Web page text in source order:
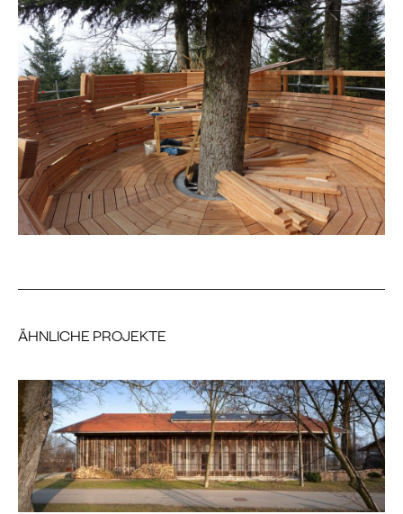
ÄHNLICHE PROJEKTE